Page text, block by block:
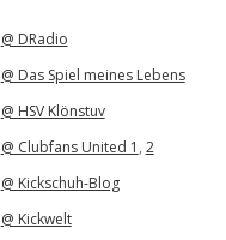
@ DRadio
@ Das Spiel meines Lebens
@ HSV Klönstuv
@ Clubfans United 1 , 2
@ Kickschuh-Blog
@ Kickwelt